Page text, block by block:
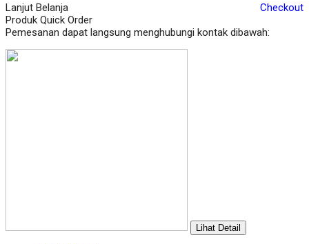
Lanjut Belanja
Checkout
Produk Quick Order
Pemesanan dapat langsung menghubungi kontak dibawah:
Lihat Detail